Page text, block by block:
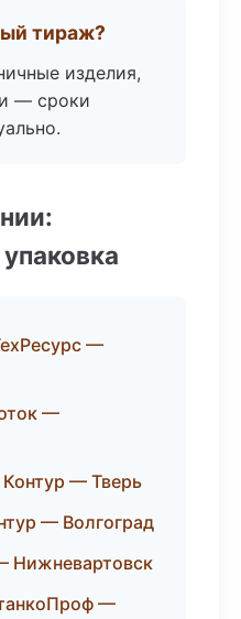
тираж?
изделия,
— сроки
—
—
— Тверь
— Волгоград
—